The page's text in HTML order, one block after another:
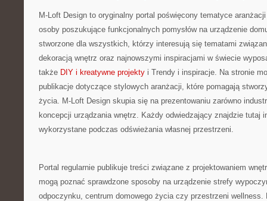
M-Loft Design to oryginalny portal poświęcony tematyce
osoby poszukujące funkcjonalnych pomysłów na urządzenie
stworzone dla wszystkich, którzy interesują się tematami
dekoracją wnętrz oraz najnowszymi inspiracjami w świecie
także DIY i kreatywne projekty i Trendy i inspiracje. Na stronie
publikacje dotyczące stylowych aranżacji, które pomagają
życia. M-Loft Design skupia się na prezentowaniu zarówno
koncepcji urządzania wnętrz. Każdy odwiedzający znajdzie tutaj
wykorzystane podczas odświeżania własnej przestrzeni.
Portal regularnie publikuje treści związane z projektowaniem
mogą poznać sprawdzone sposoby na urządzenie strefy
odpoczynku, centrum domowego życia czy przestrzeni wellness.